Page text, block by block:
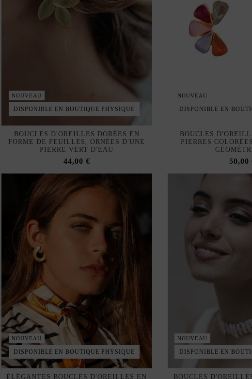
NOUVEAU
DISPONIBLE EN BOUTIQUE PHYSIQUE
BOUCLES D'OREILLES DORÉES EN
FORME DE FEUILLES, ORNÉES D'UNE
PIERRE VERT D'EAU
44,00 €
NOUVEAU
DISPONIBLE EN
BOUCLES
PIERRES
50,00
NOUVEAU
DISPONIBLE EN BOUTIQUE PHYSIQUE
ÉLÉGANTES BOUCLES D'OREILLES EN
NOUVEAU
DISPONIBLE EN
BOUCLES